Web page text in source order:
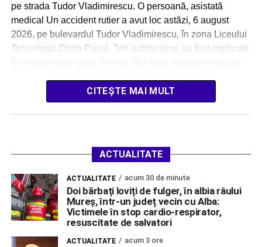
pe strada Tudor Vladimirescu. O persoană, asistată
medical Un accident rutier a avut loc astăzi, 6 august
2026, pe bulevardul Tudor Vladimirescu, în zona Liceului
Tehnologic Dorin Pavel. Trei autoturisme au fost implicate
CITEȘTE MAI MULT
ACTUALITATE
ACTUALITATE acum 30 de minute
Doi bărbați loviți de fulger, în albia râului
Mureș, într-un județ vecin cu Alba:
Victimele în stop cardio-respirator,
resuscitate de salvatori
ACTUALITATE acum 3 ore